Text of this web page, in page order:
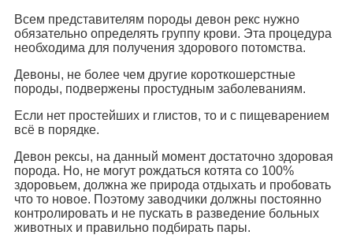
Всем представителям породы девон рекс нужно
обязательно определять группу крови. Эта процедура
необходима для получения здорового потомства.
Девоны, не более чем другие короткошерстные
породы, подвержены простудным заболеваниям.
Если нет простейших и глистов, то и с пищеварением
всё в порядке.
Девон рексы, на данный момент достаточно здоровая
порода. Но, не могут рождаться котята со 100%
здоровьем, должна же природа отдыхать и пробовать
что то новое. Поэтому заводчики должны постоянно
контролировать и не пускать в разведение больных
животных и правильно подбирать пары.